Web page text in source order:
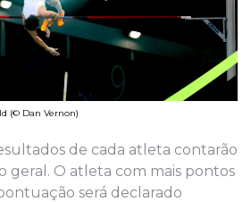
(© Dan Vernon)
de cada atleta contarão
geral. O atleta com mais pontos
será declarado